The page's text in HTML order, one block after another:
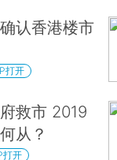
认香港楼市
打开
救市 2019
从？
打开